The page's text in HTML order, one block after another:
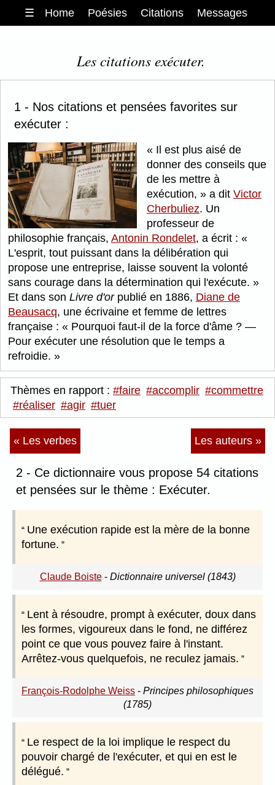
☰ Home Poésies Citations Messages
Les citations exécuter.
1 - Nos citations et pensées favorites sur
exécuter :
Il est plus aisé de
donner des conseils que
de les mettre à
exécution,
a dit Victor
Cherbuliez. Un
professeur de
philosophie français, Antonin Rondelet, a écrit :
L'esprit, tout puissant dans la délibération qui
propose une entreprise, laisse souvent la volonté
sans courage dans la détermination qui l'exécute.
Et dans son Livre d'orpublié en 1886, Diane de
Beausacq, une écrivaine et femme de lettres
française :
Pourquoi faut-il de la force d'âme ? —
Pour exécuter une résolution que le temps a
refroidie.
Thèmes en rapport : #faire #accomplir #commettre
#réaliser #agir #tuer
« Les verbes Les auteurs »
2 - Ce dictionnaire vous propose 54 citations
et pensées sur le thème : Exécuter.
Une exécution rapide est la mère de la bonne
fortune.
Claude Boiste- Dictionnaire universel (1843)
Lent à résoudre, prompt à exécuter, doux dans
les formes, vigoureux dans le fond, ne différez
point ce que vous pouvez faire à l'instant.
Arrêtez-vous quelquefois, ne reculez jamais.
François-Rodolphe Weiss - Principes philosophiques
(1785)
Le respect de la loi implique le respect du
pouvoir chargé de l'exécuter, et qui en est le
délégué.